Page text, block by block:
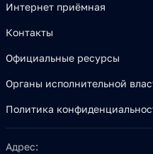
Интернет приёмная
Контакты
Официальные ресурсы
Органы исполнительной
Политика
Адрес: